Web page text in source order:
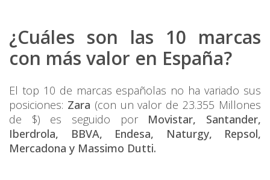
¿Cuáles son las 10 marcas
con más valor en España?
El top 10 de marcas españolas no ha variado sus
posiciones: Zara (con un valor de 23.355 Millones
de $) es seguido por Movistar, Santander,
Iberdrola, BBVA, Endesa, Naturgy, Repsol,
Mercadona y Massimo Dutti.